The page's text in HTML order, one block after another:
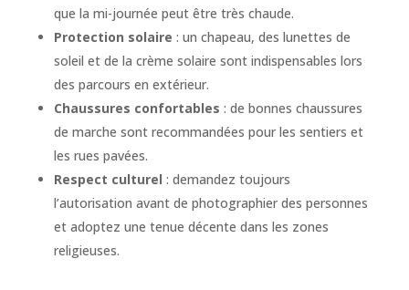
que la mi-journée peut être très chaude.
Protection solaire : un chapeau, des lunettes de
soleil et de la crème solaire sont indispensables lors
des parcours en extérieur.
Chaussures confortables : de bonnes chaussures
de marche sont recommandées pour les sentiers et
les rues pavées.
Respect culturel : demandez toujours
l’autorisation avant de photographier des personnes
et adoptez une tenue décente dans les zones
religieuses.